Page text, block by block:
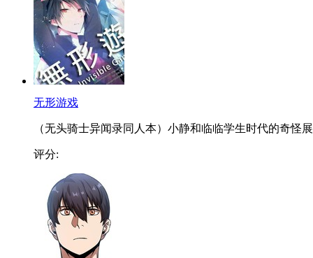
无形游戏
（无头骑士异闻录同人本）小静和临临学生时代的奇怪
评分: